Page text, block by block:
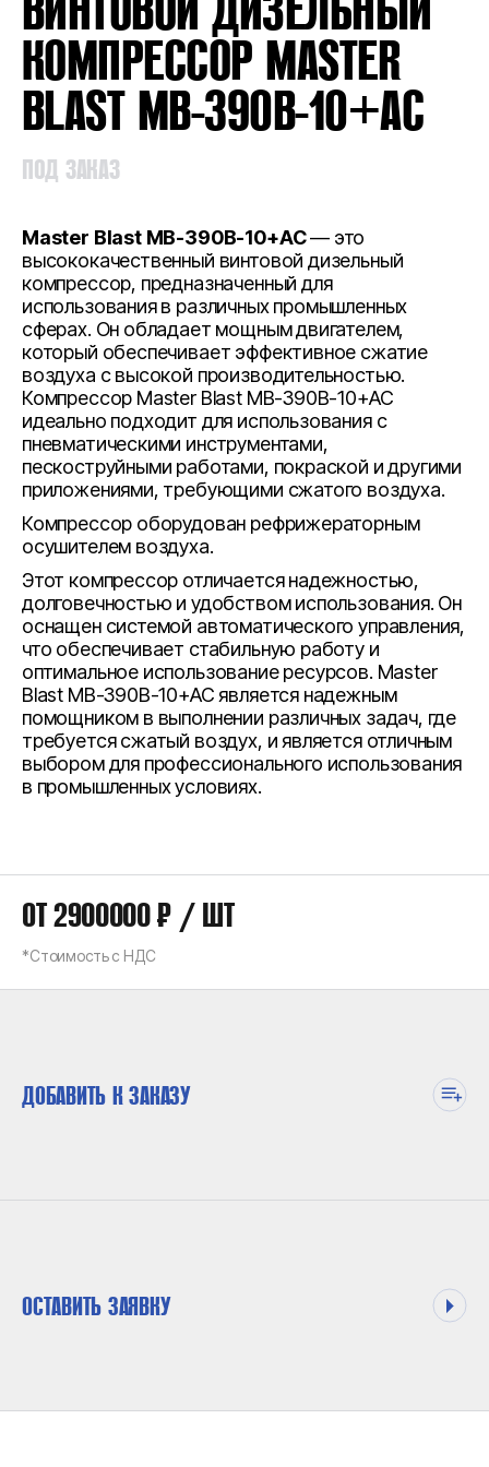
КОМПРЕССОР MASTER
BLAST MB-390B-10+AC
ПОД ЗАКАЗ
Master Blast MB-390B-10+АС— это
высококачественный винтовой дизельный
компрессор, предназначенный для
использования в различных промышленных
сферах. Он обладает мощным двигателем,
который обеспечивает эффективное сжатие
воздуха с высокой производительностью.
Компрессор Master Blast MB-390B-10+АС
идеально подходит для использования с
пневматическими инструментами,
пескоструйными работами, покраской и другими
приложениями, требующими сжатого воздуха.
Компрессор оборудован рефрижераторным
осушителем воздуха.
Этот компрессор отличается надежностью,
долговечностью и удобством использования. Он
оснащен системой автоматического управления,
что обеспечивает стабильную работу и
оптимальное использование ресурсов. Master
Blast MB-390B-10+АС является надежным
помощником в выполнении различных задач, где
требуется сжатый воздух, и является отличным
выбором для профессионального использования
в промышленных условиях.
ОТ2900000 ₽ / ШТ
*Стоимость с НДС
ДОБАВИТЬ К ЗАКАЗУ
ОСТАВИТЬ ЗАЯВКУ